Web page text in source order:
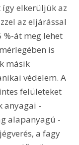
elkerüljük az
az eljárással
%-át meg lehet
is
másik
védelem. A
felületeket
anyagai -
alapanyagú -
a fagy